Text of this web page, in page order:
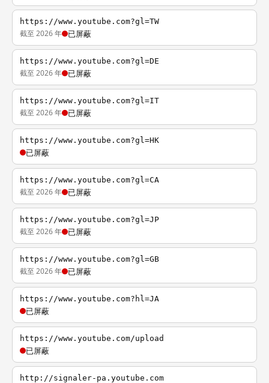
https://www.youtube.com?gl=TW
截至 2026 年 已屏蔽
https://www.youtube.com?gl=DE
截至 2026 年 已屏蔽
https://www.youtube.com?gl=IT
截至 2026 年 已屏蔽
https://www.youtube.com?gl=HK
已屏蔽
https://www.youtube.com?gl=CA
截至 2026 年 已屏蔽
https://www.youtube.com?gl=JP
截至 2026 年 已屏蔽
https://www.youtube.com?gl=GB
截至 2026 年 已屏蔽
https://www.youtube.com?hl=JA
已屏蔽
https://www.youtube.com/upload
已屏蔽
http://signaler-pa.youtube.com